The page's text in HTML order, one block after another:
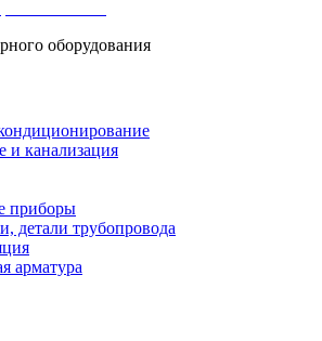
оборудования
и канализация
приборы
детали трубопровода
арматура